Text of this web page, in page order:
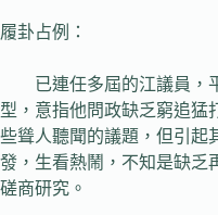
履卦占例：
已連任多屆的江議員，
型，意指他問政缺乏窮追猛
些聳人聽聞的議題，但引起
發，生看熱鬧，不知是缺乏
磋商研究。